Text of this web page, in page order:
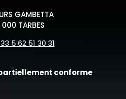
GAMBETTA
TARBES
5 62 51 30 31
conforme